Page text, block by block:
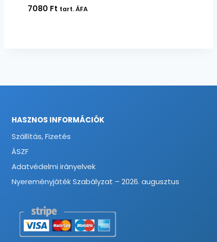
7080 Ft tart. ÁFA
HASZNOS INFORMÁCIÓK
Szállítás, Fizetés
ÁSZF
Adatvédelmi irányelvek
Nyereményjáték Szabályzat – 2026. augusztus